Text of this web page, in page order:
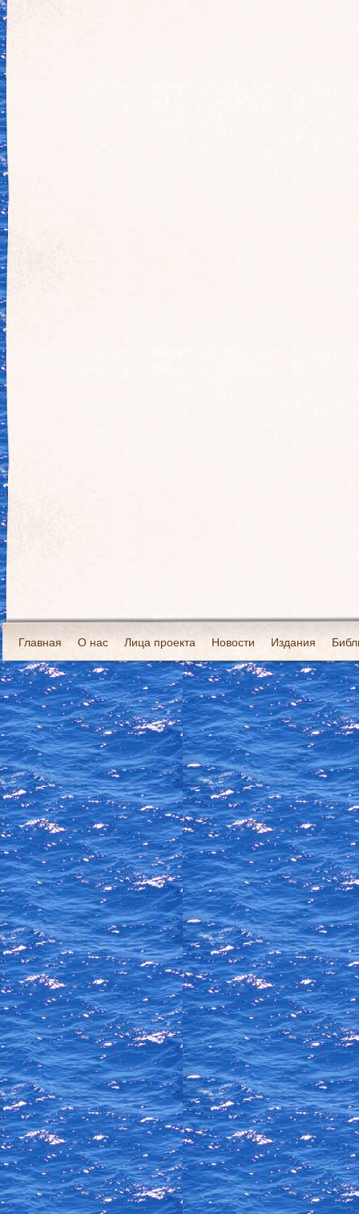
Главная О нас Лица проекта Новости Издания